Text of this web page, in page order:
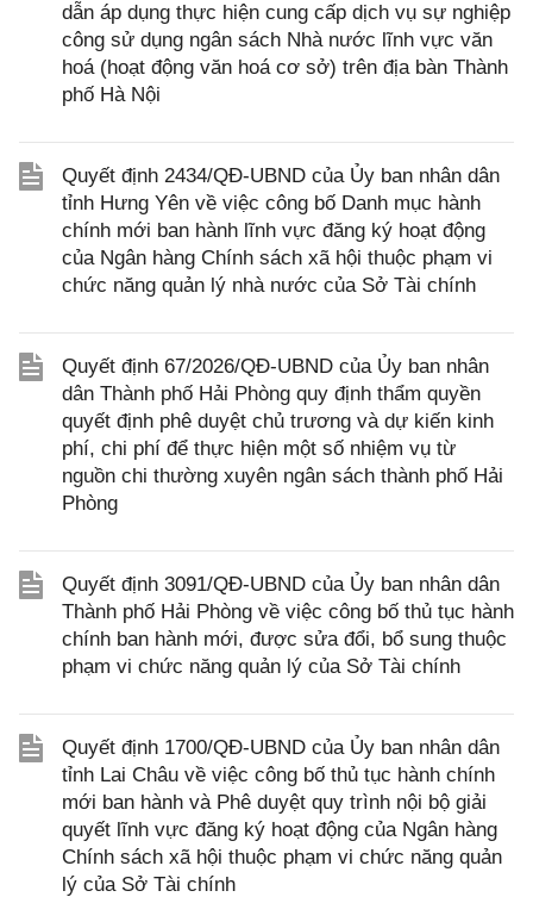
dẫn áp dụng thực hiện cung cấp dịch vụ sự nghiệp
công sử dụng ngân sách Nhà nước lĩnh vực văn
hoá (hoạt động văn hoá cơ sở) trên địa bàn Thành
phố Hà Nội
Quyết định 2434/QĐ-UBND của Ủy ban nhân dân
tỉnh Hưng Yên về việc công bố Danh mục hành
chính mới ban hành lĩnh vực đăng ký hoạt động
của Ngân hàng Chính sách xã hội thuộc phạm vi
chức năng quản lý nhà nước của Sở Tài chính
Quyết định 67/2026/QĐ-UBND của Ủy ban nhân
dân Thành phố Hải Phòng quy định thẩm quyền
quyết định phê duyệt chủ trương và dự kiến kinh
phí, chi phí để thực hiện một số nhiệm vụ từ
nguồn chi thường xuyên ngân sách thành phố Hải
Phòng
Quyết định 3091/QĐ-UBND của Ủy ban nhân dân
Thành phố Hải Phòng về việc công bố thủ tục hành
chính ban hành mới, được sửa đổi, bổ sung thuộc
phạm vi chức năng quản lý của Sở Tài chính
Quyết định 1700/QĐ-UBND của Ủy ban nhân dân
tỉnh Lai Châu về việc công bố thủ tục hành chính
mới ban hành và Phê duyệt quy trình nội bộ giải
quyết lĩnh vực đăng ký hoạt động của Ngân hàng
Chính sách xã hội thuộc phạm vi chức năng quản
lý của Sở Tài chính